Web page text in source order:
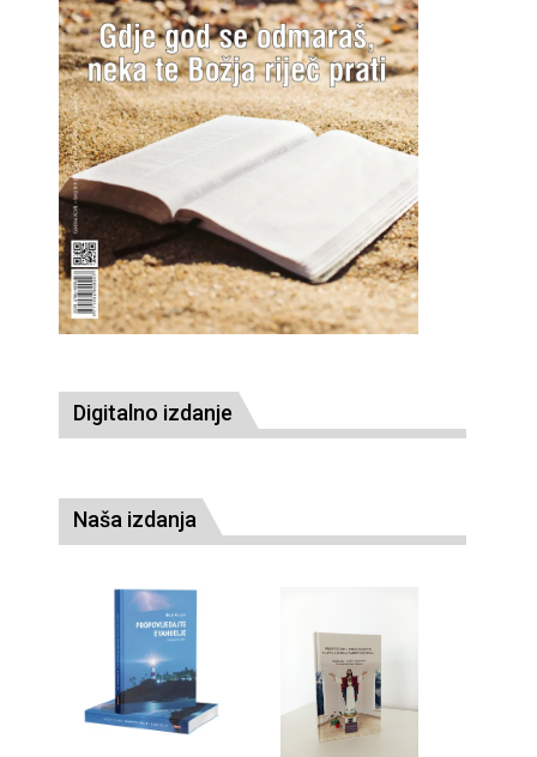
Digitalno izdanje
Naša izdanja